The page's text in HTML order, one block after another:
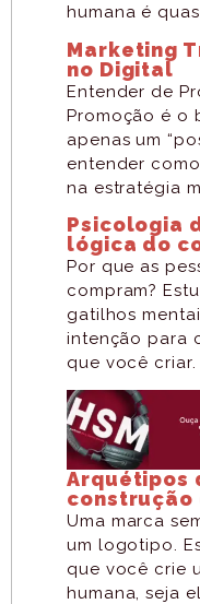
humana é
Marketing
no Digital
Entender de
Promoção é o
apenas um
entender
na estratégia
Psicologia
lógica do
Por que as
compram?
gatilhos
intenção para
que você criar.
Arquétipos
construção
Uma marca
um logotipo.
que você crie
humana, seja